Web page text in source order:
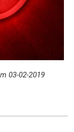
03-02-2019